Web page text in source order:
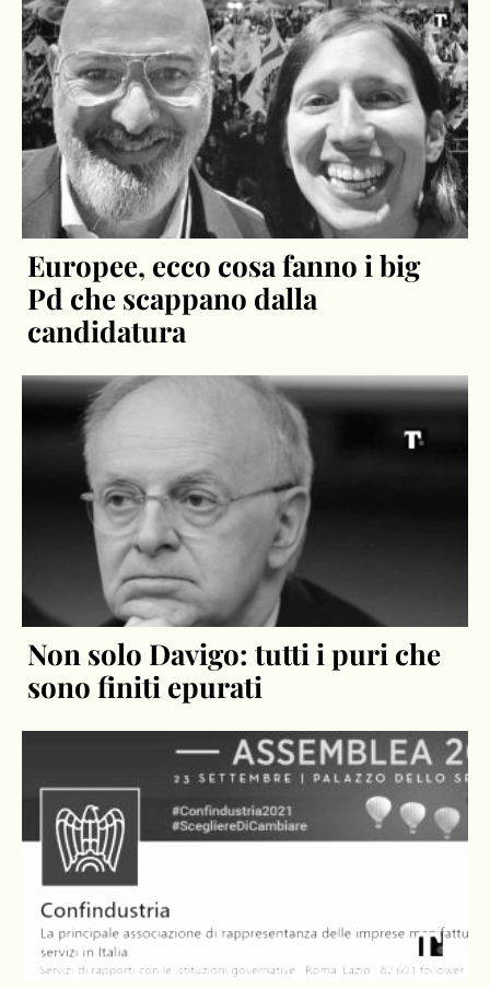
Europee, ecco cosa fanno i big
Pd che scappano dalla
candidatura
Non solo Davigo: tutti i puri che
sono finiti epurati